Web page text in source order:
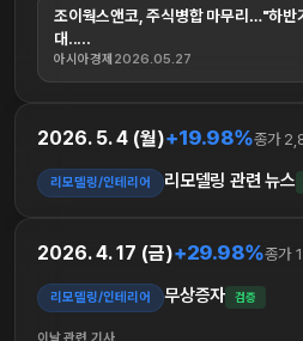
조이웍스앤코, 주식병합 마무리…"하반
대.....
아시아경제 2026.05.27
2026. 5. 4 (월)+19.98%종가
리모델링/인테리어 리모델링 관련 뉴스
2026. 4. 17 (금)+29.98%종가
리모델링/인테리어 무상증자 검증